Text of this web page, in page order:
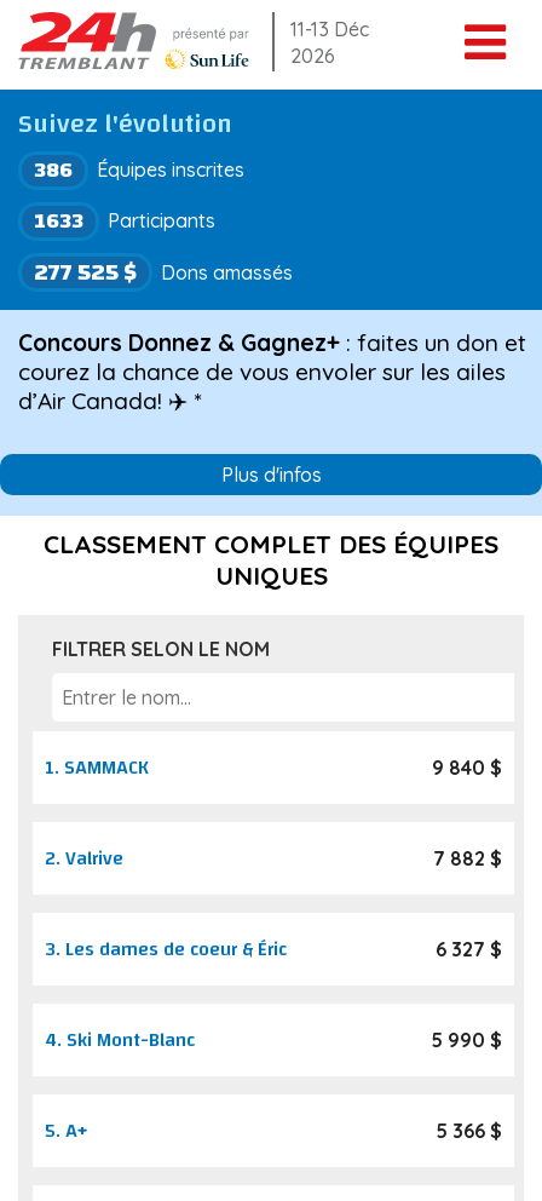
Aller
au
contenu
11-13 Déc
2026
Suivez l'évolution
386 Équipes inscrites
277 525 $ Dons amassés
1633 Participants
Concours Donnez & Gagnez+ : faites un don et
courez la chance de vous envoler sur les ailes
d’Air Canada! ✈️ *
Plus d'infos
CLASSEMENT COMPLET DES ÉQUIPES
UNIQUES
FILTRER SELON LE NOM
1. SAMMACK 9 840 $
2.Valrive 7 882 $
3. Les dames de coeur & Éric 6 327 $
4. Ski Mont-Blanc 5 990 $
5.A+ 5 366 $